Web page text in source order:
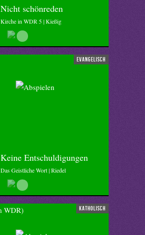
Nicht schönreden
Kirche in WDR 5 | Kießig
evangelisch
Keine Entschuldigungen
Das Geistliche Wort | Riedel
katholisch